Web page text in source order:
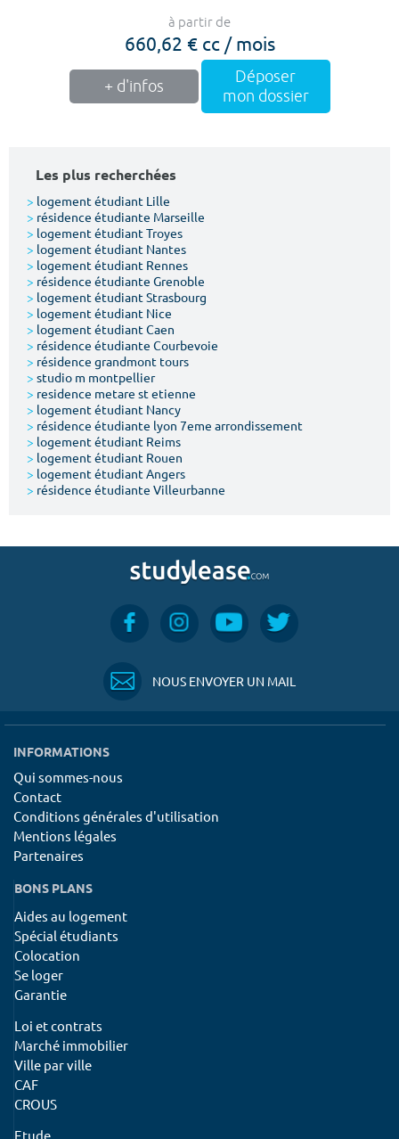
à partir de
660,62 € cc / mois
+ d'infos
Déposer
mon dossier
Les plus recherchées
> logement étudiant Lille
> résidence étudiante Marseille
> logement étudiant Troyes
> logement étudiant Nantes
> logement étudiant Rennes
> résidence étudiante Grenoble
> logement étudiant Strasbourg
> logement étudiant Nice
> logement étudiant Caen
> résidence étudiante Courbevoie
> résidence grandmont tours
> studio m montpellier
> residence metare st etienne
> logement étudiant Nancy
> résidence étudiante lyon 7eme arrondissement
> logement étudiant Reims
> logement étudiant Rouen
> logement étudiant Angers
> résidence étudiante Villeurbanne
NOUS ENVOYER UN MAIL
INFORMATIONS
Qui sommes-nous
Contact
Conditions générales d'utilisation
Mentions légales
Partenaires
BONS PLANS
Aides au logement
Spécial étudiants
Colocation
Se loger
Garantie
Loi et contrats
Marché immobilier
Ville par ville
CAF
CROUS
Etude